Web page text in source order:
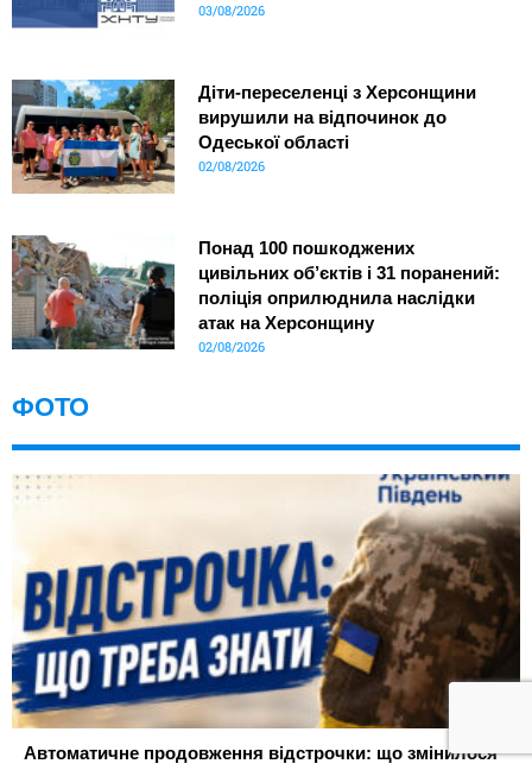
03/08/2026
Діти-переселенці з Херсонщини
вирушили на відпочинок до
Одеської області
02/08/2026
Понад 100 пошкоджених
цивільних об’єктів і 31 поранений:
поліція оприлюднила наслідки
атак на Херсонщину
02/08/2026
ФОТО
Автоматичне продовження відстрочки: що змінилося